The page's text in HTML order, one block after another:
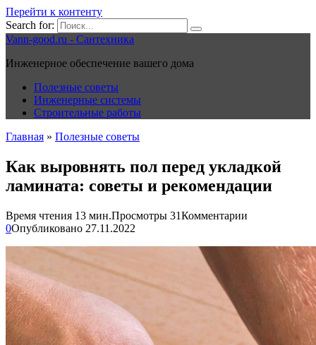
Перейти к контенту
Search for:
Vann-good.ru - Сантехника
Инженерное обеспечение вашего дома
Полезные советы
Инженерные системы
Строительные работы
Главная » Полезные советы
Как выровнять пол перед укладкой
ламината: советы и рекомендации
Время чтения 13 мин.Просмотры 31Комментарии
0Опубликовано 27.11.2022